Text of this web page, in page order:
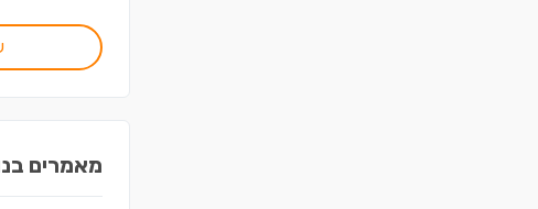
מאמרים